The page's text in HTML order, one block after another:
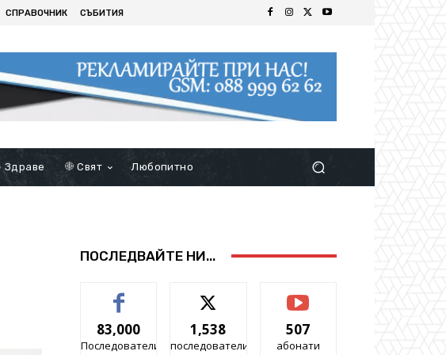
СПРАВОЧНИК СЪБИТИЯ
Здраве Свят Любопитно
ПОСЛЕДВАЙТЕ НИ...
83,000
Последователи
1,538
последователи
507
абонати